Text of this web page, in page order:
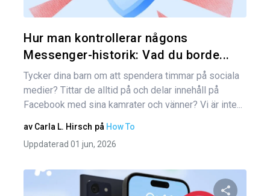
Hur man kontrollerar någons
Messenger-historik: Vad du borde...
Tycker dina barn om att spendera timmar på sociala
medier? Tittar de alltid på och delar innehåll på
Facebook med sina kamrater och vänner? Vi är inte...
av Carla L. Hirsch på How To
Uppdaterad 01 jun, 2026